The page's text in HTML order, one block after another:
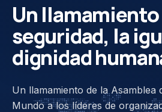
Un
seguridad, la
dignidad
Un llamamiento de la Asamblea
Mundo a los líderes de